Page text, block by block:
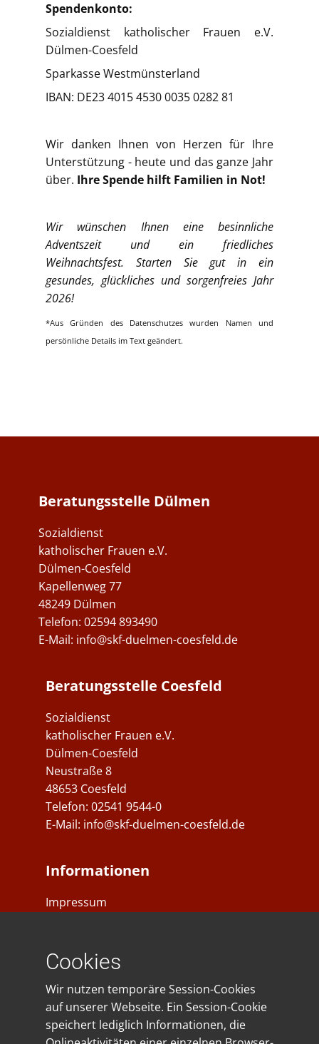
Spendenkonto:
Sozialdienst katholischer Frauen e.V.
Dülmen-Coesfeld
Sparkasse Westmünsterland
IBAN: DE23 4015 4530 0035 0282 81
Wir danken Ihnen von Herzen für Ihre
Unterstützung - heute und das ganze Jahr
über. Ihre Spende hilft Familien in Not!
Wir wünschen Ihnen eine besinnliche
Adventszeit und ein friedliches
Weihnachtsfest. Starten Sie gut in ein
gesundes, glückliches und sorgenfreies Jahr
2026!
*Aus Gründen des Datenschutzes wurden Namen und
persönliche Details im Text geändert.
Beratungsstelle Dülmen
Sozialdienst
katholischer Frauen e.V.
Dülmen-Coesfeld
Kapellenweg 77
48249 Dülmen
Telefon: 02594 893490
E-Mail: info@skf-duelmen-coesfeld.de
Beratungsstelle Coesfeld
Sozialdienst
katholischer Frauen e.V.
Dülmen-Coesfeld
Neustraße 8
48653 Coesfeld
Telefon: ​02541 9544-0
E-Mail: info@skf-duelmen-coesfeld.de
Informationen
Impressum
Spendenkonto
IBAN: DE23401545300035028281
BIC: WELADE3WXXX
Sparkasse Westmünsterland
Cookies
Wir nutzen temporäre Session-Cookies
auf unserer Webseite. Ein Session-Cookie
speichert lediglich Informationen, die